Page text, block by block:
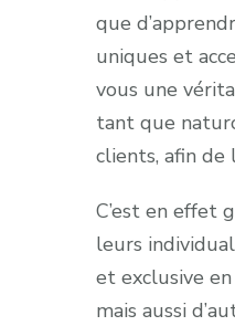
que
uniques et
vous une
tant que
clients, afin
C’est en effet
leurs
et exclusive
mais aussi